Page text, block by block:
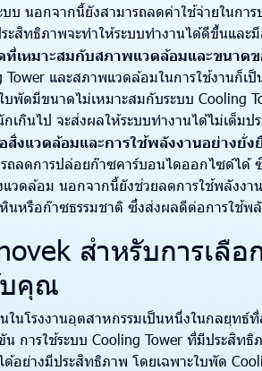
บ นอกจากนี้ยังสามารถลดค่าใช้จ่ายในการ
ะสิทธิภาพจะทำให้ระบบทำงานได้ดีขึ้นและ
ที่เหมาะสมกับสภาพแวดล้อมและขนาดข
Tower และสภาพแวดล้อมในการใช้งานก็
พัดมีขนาดไม่เหมาะสมกับระบบ Cooling
เกินไป จะส่งผลให้ระบบทำงานได้ไม่เต็ม
สิ่งแวดล้อมและการใช้พลังงานอย่างยั่ง
รถลดการปล่อยก๊าซคาร์บอนไดออกไซด์ได้
วดล้อม นอกจากนี้ยังช่วยลดการใช้พลังง
นหรือก๊าซธรรมชาติ ซึ่งส่งผลดีต่อการใช้พ
สำหรับการเลือ
บคุณ
ในโรงงานอุตสาหกรรมเป็นหนึ่งในกลยุท
น การใช้ระบบ Cooling Tower ที่มีประสิท
ด้อย่างมีประสิทธิภาพ โดยเฉพาะใบพัด